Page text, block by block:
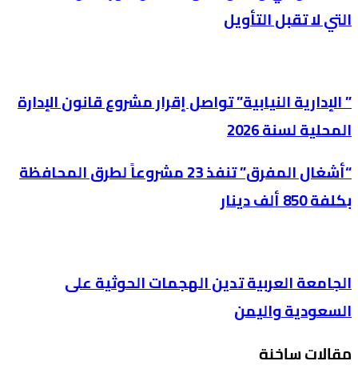
التي لا تقبل التأويل
” الإدارية النيابية” تواصل إقرار مشروع قانون الإدارة
المحلية لسنة 2026
“أشغال المفرق” تنفذ 23 مشروعاً لطرق المحافظة
بكلفة 850 ألف دينار
الجامعة العربية تدين الهجمات الحوثية على
السعودية واليمن
مقالات ساخنة